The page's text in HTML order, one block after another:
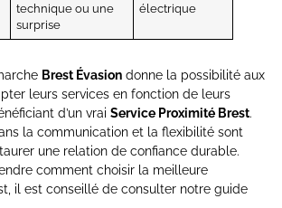
technique ou une
surprise
électrique
Brest Évasion donne la possibilité aux
leurs services en fonction de leurs
d’un vrai Service Proximité Brest.
la communication et la flexibilité sont
une relation de confiance durable.
comment choisir la meilleure
il est conseillé de consulter notre guide